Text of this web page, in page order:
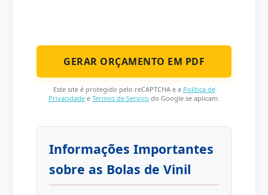
Este site é protegido pelo reCAPTCHA e a Política de
Privacidade e Termos de Serviço do Google se aplicam.
Informações Importantes
sobre as Bolas de Vinil